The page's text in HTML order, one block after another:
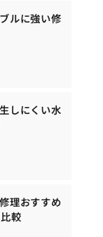
ルに強い修
しにくい水
理おすすめ
較